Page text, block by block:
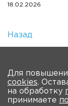
18.02.2026
Назад
Для
cookies.
на обработку
принимаете
О